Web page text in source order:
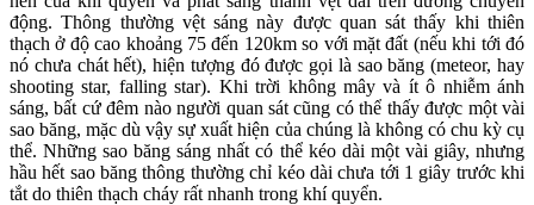
động. Thông thường vệt sáng này được quan sát thấy khi thiên
thạch ở độ cao khoảng 75 đến 120km so với mặt đất (nếu khi tới đó
nó chưa chát hết), hiện tượng đó được gọi là sao băng (meteor, hay
shooting star, falling star). Khi trời không mây và ít ô nhiễm ánh
sáng, bất cứ đêm nào người quan sát cũng có thể thấy được một vài
sao băng, mặc dù vậy sự xuất hiện của chúng là không có chu kỳ cụ
thể. Những sao băng sáng nhất có thể kéo dài một vài giây, nhưng
hầu hết sao băng thông thường chỉ kéo dài chưa tới 1 giây trước khi
tắt do thiên thạch cháy rất nhanh trong khí quyển.